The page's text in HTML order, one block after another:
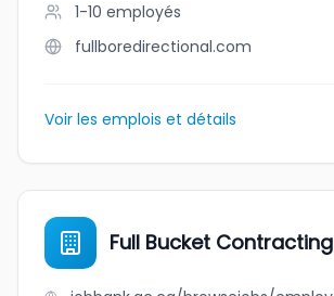
1-10 employés
fullboredirectional.com
Voir les emplois et détails
Full Bucket Contracting